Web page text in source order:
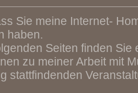
Sie meine Internet-
haben.
Seiten finden Sie
zu meiner Arbeit mit
stattfindenden